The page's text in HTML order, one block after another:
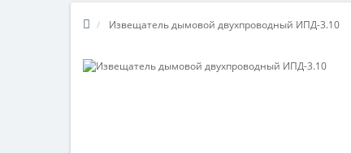
Извещатель дымовой двухпроводный ИПД-3.10